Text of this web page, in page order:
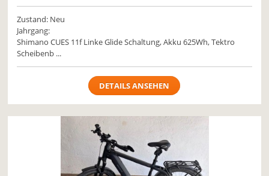
Zustand: Neu
Jahrgang:
Shimano CUES 11f Linke Glide Schaltung, Akku 625Wh, Tektro
Scheibenb ...
DETAILS ANSEHEN